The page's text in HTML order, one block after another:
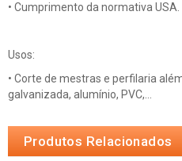
• Cumprimento da normativa USA.
Usos:
• Corte de mestras e perfilaria
galvanizada, alumínio, PVC,...
Produtos Relacionados